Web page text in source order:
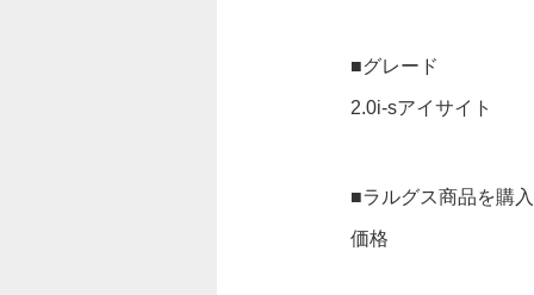
■グレード
2.0i-sアイサイト
■ラルグス商品を購
価格